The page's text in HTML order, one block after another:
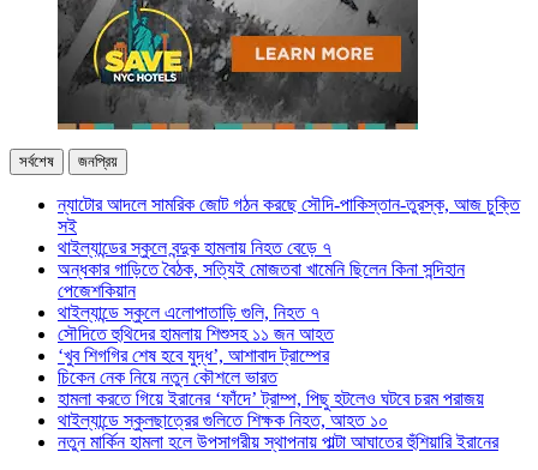
সর্বশেষ জনপ্রিয়
ন্যাটোর আদলে সামরিক জোট গঠন করছে সৌদি-পাকিস্তান-তুরস্ক, আজ চুক্তি
সই
থাইল্যান্ডের স্কুলে বন্দুক হামলায় নিহত বেড়ে ৭
অন্ধকার গাড়িতে বৈঠক, সত্যিই মোজতবা খামেনি ছিলেন কিনা সন্দিহান
পেজেশকিয়ান
থাইল্যান্ডে স্কুলে এলোপাতাড়ি গুলি, নিহত ৭
সৌদিতে হুথিদের হামলায় শিশুসহ ১১ জন আহত
‘খুব শিগগির শেষ হবে যুদ্ধ’, আশাবাদ ট্রাম্পের
চিকেন নেক নিয়ে নতুন কৌশলে ভারত
হামলা করতে গিয়ে ইরানের ‘ফাঁদে’ ট্রাম্প, পিছু হটলেও ঘটবে চরম পরাজয়
থাইল্যান্ডে স্কুলছাত্রের গুলিতে শিক্ষক নিহত, আহত ১০
নতুন মার্কিন হামলা হলে উপসাগরীয় স্থাপনায় পাল্টা আঘাতের হুঁশিয়ারি ইরানের